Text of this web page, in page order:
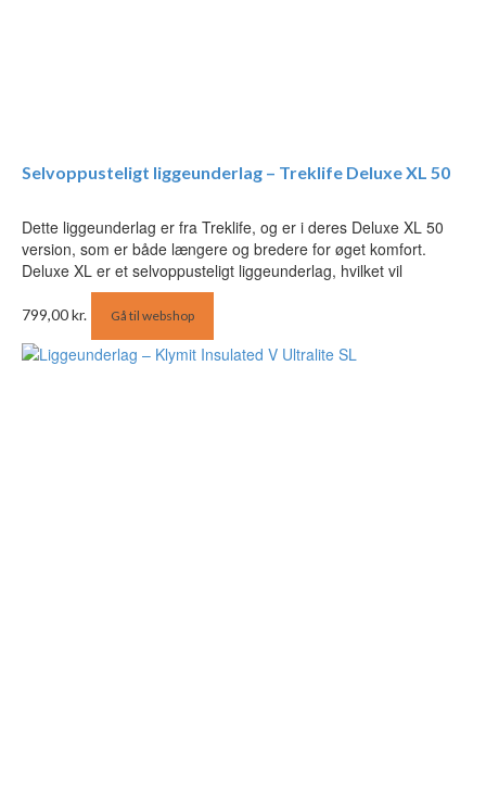
Selvoppusteligt liggeunderlag – Treklife Deluxe XL 50
Dette liggeunderlag er fra Treklife, og er i deres Deluxe XL 50
version, som er både længere og bredere for øget komfort.
Deluxe XL er et selvoppusteligt liggeunderlag, hvilket vil
799,00kr. Gå til webshop